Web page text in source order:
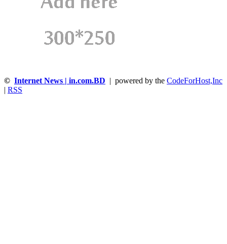
© Internet News | in.com.BD | powered by the CodeForHost,Inc
| RSS